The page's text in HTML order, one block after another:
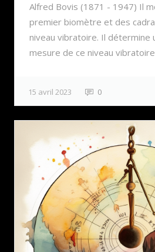
Alfred Bovis (1871 - 1947) Il
premier biomètre et des
niveau vibratoire. Il détermine
mesure de ce niveau
15 avril 2023 0